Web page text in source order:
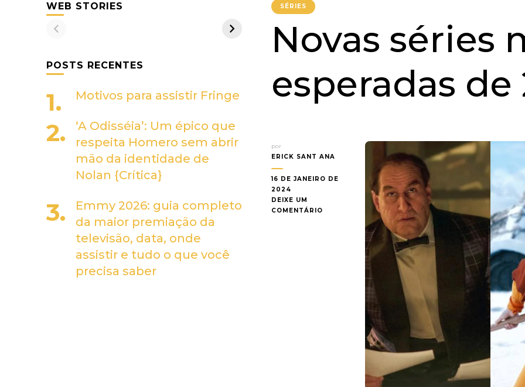
SÉRIES
Novas séries
esperadas de
por
ERICK SANT ANA
16 DE JANEIRO DE
2024
DEIXE UM
COMENTÁRIO
ESPERADAS
WEB STORIES
POSTS RECENTES
Motivos para assistir Fringe
‘A Odisséia’: Um épico que
respeita Homero sem abrir
mão da identidade de
Nolan {Crítica}
Emmy 2026: guia completo
da maior premiação da
televisão, data, onde
assistir e tudo o que você
precisa saber